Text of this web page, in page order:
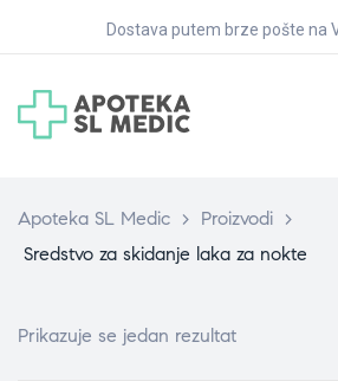
Dostava putem brze pošte na
Apoteka SL Medic > Proizvodi >
Sredstvo za skidanje laka za nokte
Prikazuje se jedan rezultat